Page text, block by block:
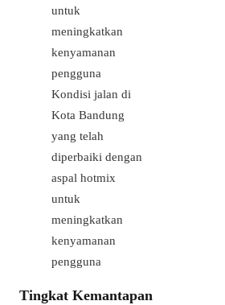
Kondisi jalan di
Kota Bandung
yang telah
diperbaiki dengan
aspal hotmix
untuk
meningkatkan
kenyamanan
pengguna
Tingkat Kemantapan